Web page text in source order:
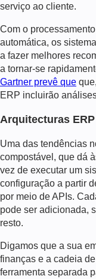
serviço ao cliente.
Com o
automática, os
a fazer melhores
a tornar-se
Gartner prevê que
ERP incluirão
Arquitecturas
Uma das tendências
compostável, que dá
vez de executar um
configuração a partir
por meio de APIs.
pode ser adicionada,
resto.
Digamos que a sua
finanças e a cadeia
ferramenta separada